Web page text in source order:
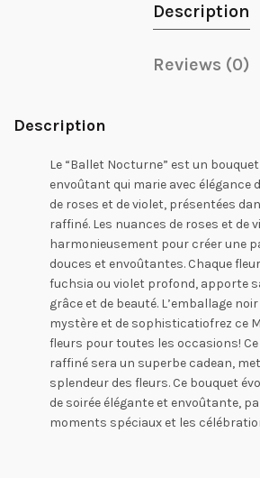
Description
Reviews (0)
Description
Le “Ballet Nocturne” est un
envoûtant qui marie avec élégance
de roses et de violet, présentées
raffiné. Les nuances de roses et de
harmonieusement pour créer une
douces et envoûtantes. Chaque
fuchsia ou violet profond, apporte
grâce et de beauté. L’emballage
mystère et de sophisticatiofrez ce
fleurs pour toutes les occasions!
raffiné sera un superbe cadean,
splendeur des fleurs. Ce bouquet
de soirée élégante et envoûtante,
moments spéciaux et les